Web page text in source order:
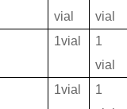
vial
vial
1vial
1
vial
1vial
1